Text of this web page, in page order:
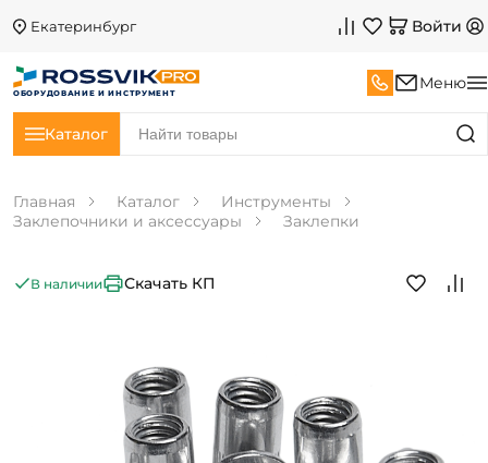
Екатеринбург Войти
ОБОРУДОВАНИЕ И ИНСТРУМЕНТ
Меню
Каталог
Главная Каталог
Инструменты
Заклепочники и аксессуары
Заклепки
В наличии Скачать КП